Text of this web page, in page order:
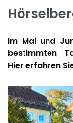
Im Mai und
bestimmten
Hier erfahren